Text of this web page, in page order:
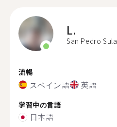
L.
San Pedro Sula
流暢
スペイン語 英語
学習中の言語
日本語